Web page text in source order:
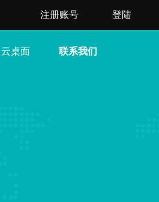
注册账号 登陆
云桌面 联系我们